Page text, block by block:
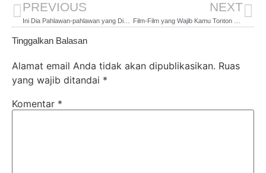
PREVIOUS NEXT
Tinggalkan Balasan
Alamat email Anda tidak akan dipublikasikan. Ruas
yang wajib ditandai *
Komentar *